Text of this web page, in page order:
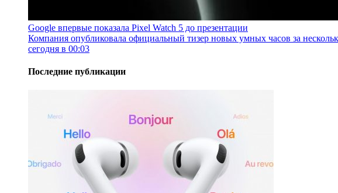
Google впервые показала Pixel Watch 5 до презентации
Компания опубликовала официальный тизер новых умных часов за
сегодня в 00:03
Последние публикации